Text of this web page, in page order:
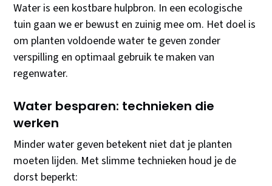
Water is een kostbare hulpbron. In een ecologische
tuin gaan we er bewust en zuinig mee om. Het doel is
om planten voldoende water te geven zonder
verspilling en optimaal gebruik te maken van
regenwater.
Water besparen: technieken die
werken
Minder water geven betekent niet dat je planten
moeten lijden. Met slimme technieken houd je de
dorst beperkt: